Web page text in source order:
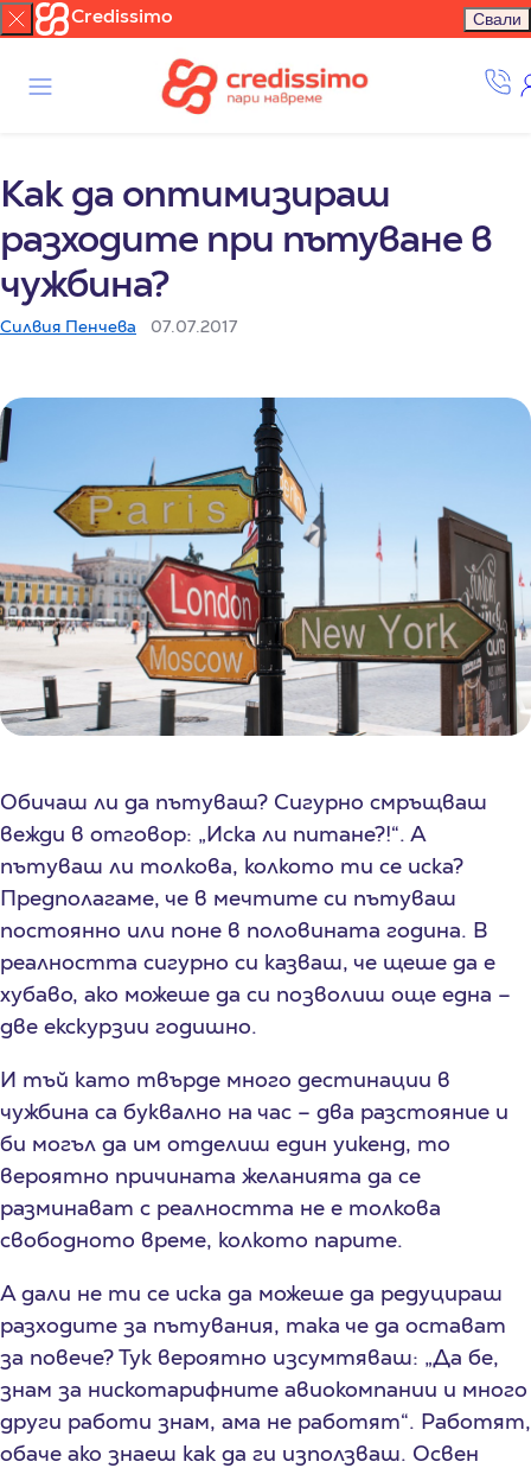
Credissimo Свали
Как да оптимизираш
разходите при пътуване в
чужбина?
Силвия Пенчева 07.07.2017
Обичаш ли да пътуваш? Сигурно смръщваш
вежди в отговор: „Иска ли питане?!“. А
пътуваш ли толкова, колкото ти се иска?
Предполагаме, че в мечтите си пътуваш
постоянно или поне в половината година. В
реалността сигурно си казваш, че щеше да е
хубаво, ако можеше да си позволиш още една –
две екскурзии годишно.
И тъй като твърде много дестинации в
чужбина са буквално на час – два разстояние и
би могъл да им отделиш един уикенд, то
вероятно причината желанията да се
разминават с реалността не е толкова
свободното време, колкото парите.
А дали не ти се иска да можеше да редуцираш
разходите за пътувания, така че да остават
за повече? Тук вероятно изсумтяваш: „Да бе,
знам за нискотарифните авиокомпании и много
други работи знам, ама не работят“. Работят,
обаче ако знаеш как да ги използваш. Освен